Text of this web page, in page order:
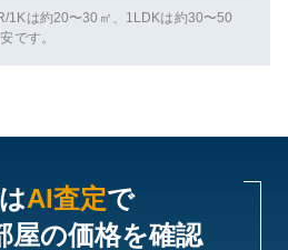
1Kは約20〜30㎡、1LDKは約30〜50
です。
AI査定で
屋の価格を確認